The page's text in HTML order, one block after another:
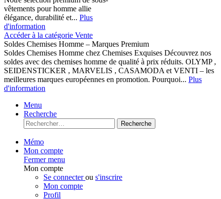
vêtements pour homme allie
élégance, durabilité et... Plus
d'information
Accéder à la catégorie Vente
Soldes Chemises Homme – Marques Premium
Soldes Chemises Homme chez Chemises Exquises Découvrez nos
soldes avec des chemises homme de qualité à prix réduits. OLYMP ,
SEIDENSTICKER , MARVELIS , CASAMODA et VENTI – les
meilleures marques européennes en promotion. Pourquoi... Plus
d'information
Menu
Recherche
Recherche
Mémo
Mon compte
Fermer menu
Mon compte
Se connecterou s'inscrire
Mon compte
Profil